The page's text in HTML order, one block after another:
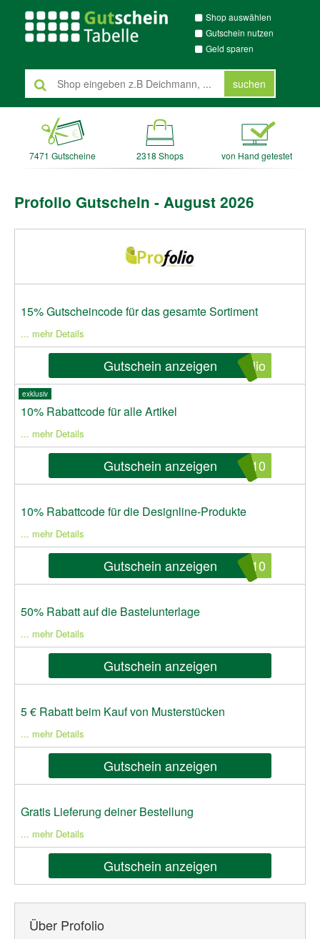
Shop auswählen
Gutschein nutzen
Geld sparen
suchen
7471 Gutscheine 2318 Shops von Hand getestet
Profolio Gutschein - August 2026
15% Gutscheincode für das gesamte Sortiment
... mehr Details
Gutschein anzeigen lio
10% Rabattcode für alle Artikel
exklusiv
... mehr Details
Gutschein anzeigen S10
10% Rabattcode für die Designline-Produkte
... mehr Details
Gutschein anzeigen e10
50% Rabatt auf die Bastelunterlage
... mehr Details
Gutschein anzeigen
5 € Rabatt beim Kauf von Musterstücken
... mehr Details
Gutschein anzeigen
Gratis Lieferung deiner Bestellung
... mehr Details
Gutschein anzeigen
Über Profolio